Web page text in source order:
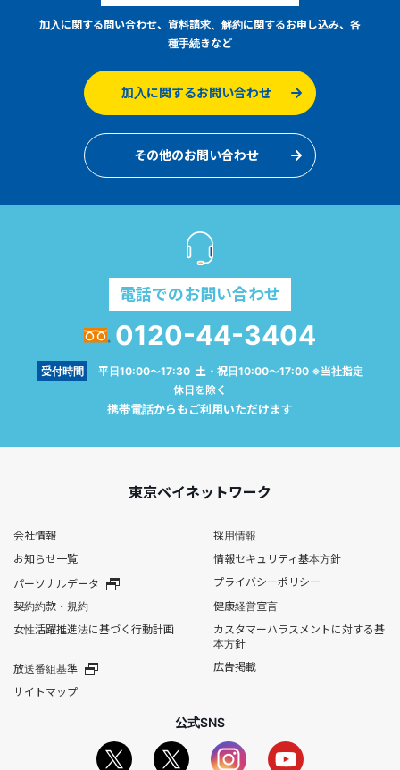
加入に関する問い合わせ、資料請求、解約に関するお申し込み、各
種手続きなど
加入に関するお問い合わせ
その他のお問い合わせ
電話でのお問い合わせ
0120-44-3404
受付時間
平日10:00～17:30 土・祝日10:00～17:00 ※当社指定
休日を除く
携帯電話からもご利用いただけます
東京ベイネットワーク
会社情報
採用情報
お知らせ一覧
情報セキュリティ基本方針
パーソナルデータ
プライバシーポリシー
契約約款・規約
健康経営宣言
女性活躍推進法に基づく行動計画
カスタマーハラスメントに対する基
本方針
放送番組基準
広告掲載
サイトマップ
公式SNS